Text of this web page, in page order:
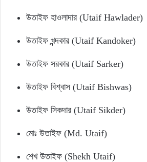
উতাইফ হাওলাদার (Utaif Hawlader)
উতাইফ খন্দকার (Utaif Kandoker)
উতাইফ সরকার (Utaif Sarker)
উতাইফ বিশ্বাস (Utaif Bishwas)
উতাইফ সিকদার (Utaif Sikder)
মোঃ উতাইফ (Md. Utaif)
শেখ উতাইফ (Shekh Utaif)